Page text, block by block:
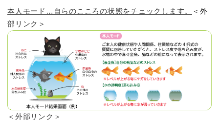
本人モード…自らのこころの状態をチェックします。
＜外
部リンク＞
＜外部リンク＞